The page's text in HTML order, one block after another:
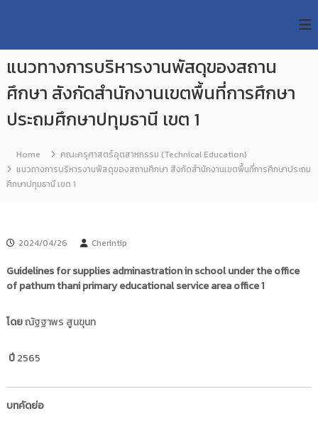
p
T
T
e
e
a
r
R
p
o
i
o
y
:
ท
ย
า
ลั
ย
ค
โ
น
ร
ม
ง
ธั
บุ
รี
แนวทางการบริหารงานพัสดุของสถาน
ศึกษา สังกัดสำนักงานเขตพื้นที่การศึกษา
ประถมศึกษาปทุมธานี เขต 1
Home
คณะครุศาสตร์อุตสาหกรรม (Technical Education)
แนวทางการบริหารงานพัสดุของสถานศึกษา สังกัดสำนักงานเขตพื้นที่การศึกษาประถม
ศึกษาปทุมธานี เขต 1
2024/04/26 Cherintip
Guidelines for supplies adminastration in school under the office
of pathum thani primary educational service area office 1
โดยณัฐฐาพร สูนขุนท
ปี2565
บทคัดย่อ